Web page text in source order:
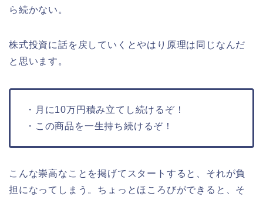
ら続かない。
株式投資に話を戻していくとやはり原理は同じなんだ
と思います。
・月に10万円積み立てし続けるぞ！
・この商品を一生持ち続けるぞ！
こんな崇高なことを掲げてスタートすると、それが負
担になってしまう。ちょっとほころびができると、そ